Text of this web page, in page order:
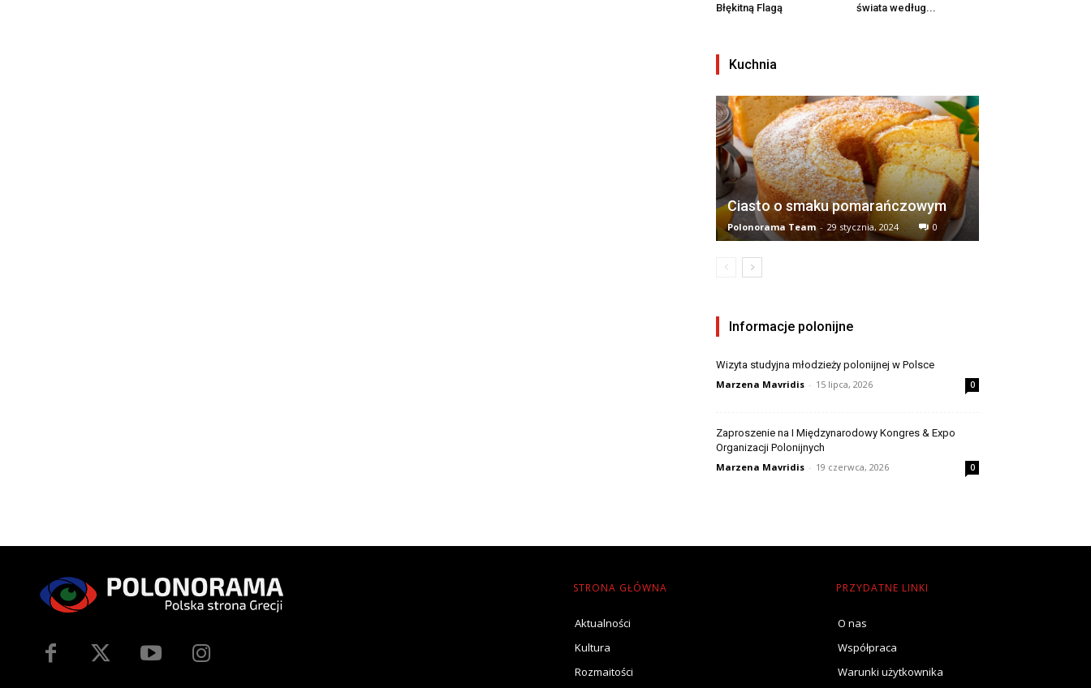
Błękitną Flagą
świata według...
Kuchnia
Ciasto o smaku pomarańczowym
Polonorama Team - 29 stycznia, 2024 0
Informacje polonijne
Wizyta studyjna młodzieży polonijnej w Polsce
Marzena Mavridis - 15 lipca, 2026 0
Zaproszenie na I Międzynarodowy Kongres & Expo
Organizacji Polonijnych
Marzena Mavridis - 19 czerwca, 2026 0
STRONA GŁÓWNA
Aktualności
Kultura
Rozmaitości
PRZYDATNE LINKI
O nas
Współpraca
Warunki użytkownika